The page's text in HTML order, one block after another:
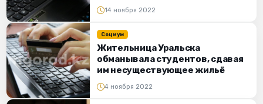
14 ноября 2022
Социум
Жительница Уральска
обманывала студентов, сдавая
им несуществующее жильё
4 ноября 2022